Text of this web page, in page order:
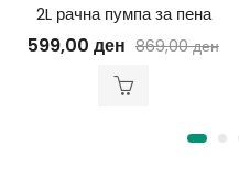
2L рачна пумпа за пена
599,00 ден 869,00ден